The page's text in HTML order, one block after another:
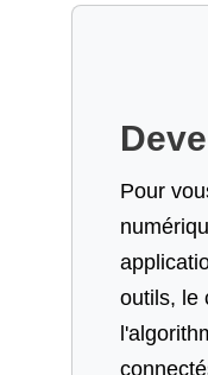
Pour
outils, le